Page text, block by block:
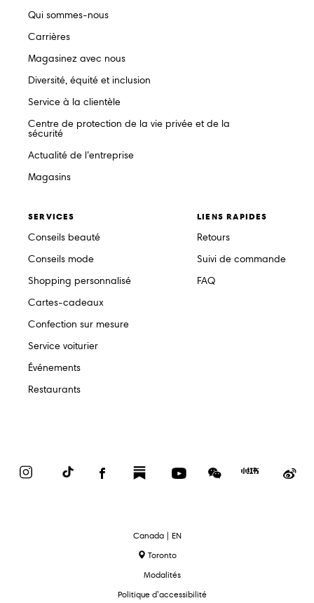
Qui sommes-nous
Carrières
Magasinez avec nous
Diversité, équité et inclusion
Service à la clientèle
Centre de protection de la vie privée et de la
sécurité
Actualité de l’entreprise
Magasins
SERVICES
Conseils beauté
Conseils mode
Shopping personnalisé
Cartes-cadeaux
Confection sur mesure
Service voiturier
Événements
Restaurants
LIENS RAPIDES
Retours
Suivi de commande
FAQ
InstagramTikTok FacebookSubstack YouTubeWeChat
Red
text.language
Canada | EN
Toronto
Modalités
Politique d’accessibilité